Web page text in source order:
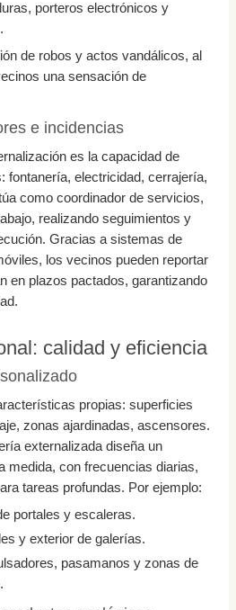
porteros electrónicos y
de robos y actos vandálicos, al
una sensación de
e incidencias
es la capacidad de
fontanería, electricidad, cerrajería,
como coordinador de servicios,
realizando seguimientos y
Gracias a sistemas de
los vecinos pueden reportar
en plazos pactados, garantizando
calidad y eficiencia
propias: superficies
zonas ajardinadas, ascensores.
externalizada diseña un
medida, con frecuencias diarias,
tareas profundas. Por ejemplo:
portales y escaleras.
y exterior de galerías.
pasamanos y zonas de